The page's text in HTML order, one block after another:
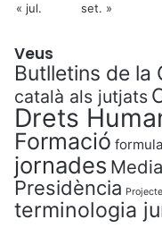
« jul.
set. »
Veus
Butlletins de la
català als jutjats
Drets
Formació
jornades
Presidència
terminologia